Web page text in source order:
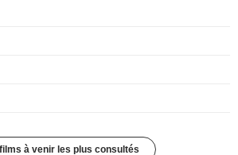
à venir les plus consultés